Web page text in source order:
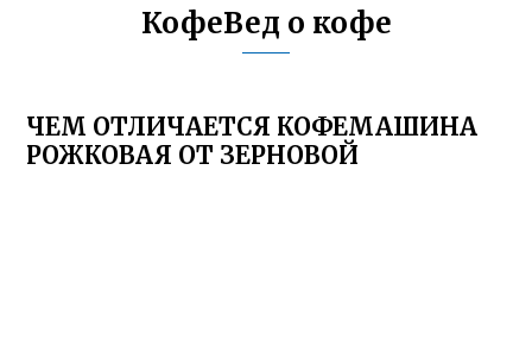
КофеВед о кофе
ЧЕМ ОТЛИЧАЕТСЯ КОФЕМАШИНА
РОЖКОВАЯ ОТ ЗЕРНОВОЙ